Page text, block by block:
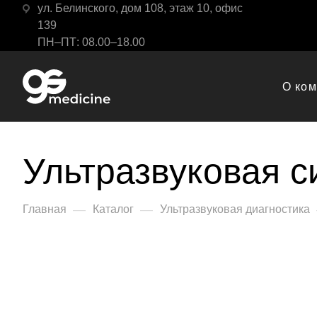
ул. Белинского, дом 108, этаж 10, офис
139
ПН–ПТ: 08.00–18.00
О
Ультразвуковая
Главная — Каталог — Ультразвуковая диагностика